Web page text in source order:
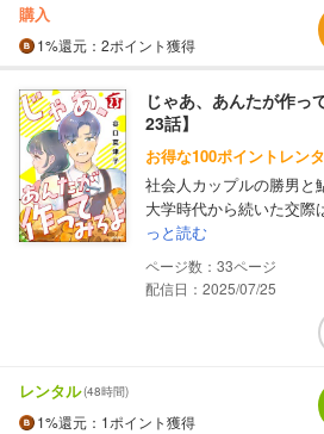
購入
1%還元 ：2ポイント獲得
じゃあ、あんたが作っ
23話】
お得な100ポイントレン
社会人カップルの勝男と
大学時代から続いた交際
っと読む
33
配信日：2025/07/25
レンタル(48時間)
1%還元 ：1ポイント獲得